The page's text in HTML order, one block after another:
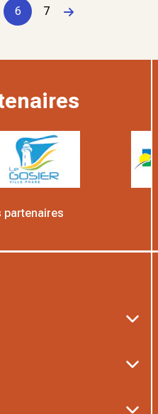
6 7
Page suivante
partenaires